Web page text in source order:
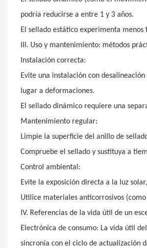
podría reducirse a entre 1 y 3 años.
El sellado estático experimenta
III. Uso y mantenimiento: métodos
Instalación correcta:
Evite una instalación con
lugar a deformaciones.
El sellado dinámico requiere una
Mantenimiento regular:
Limpie la superficie del anillo de
Compruebe el sellado y sustituya a
Control ambiental:
Evite la exposición directa a la luz
Utilice materiales anticorrosivos
IV. Referencias de la vida útil de un
Electrónica de consumo: La vida útil
sincronía con el ciclo de actualización